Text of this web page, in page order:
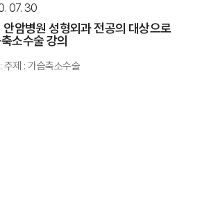
07. 30
안암병원 성형외과 전공의 대상으로
소수술 강의
주제 : 가슴축소수술